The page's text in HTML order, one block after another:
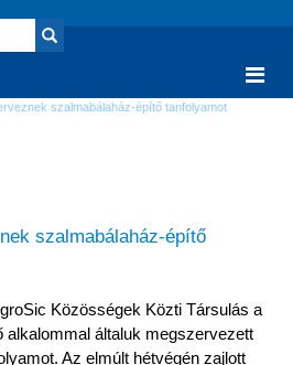
szalmabálaház-építő tanfolyamot
Közösségek Közti Társulás a
alkalommal általuk megszervezett
Az elmúlt hétvégén zajlott